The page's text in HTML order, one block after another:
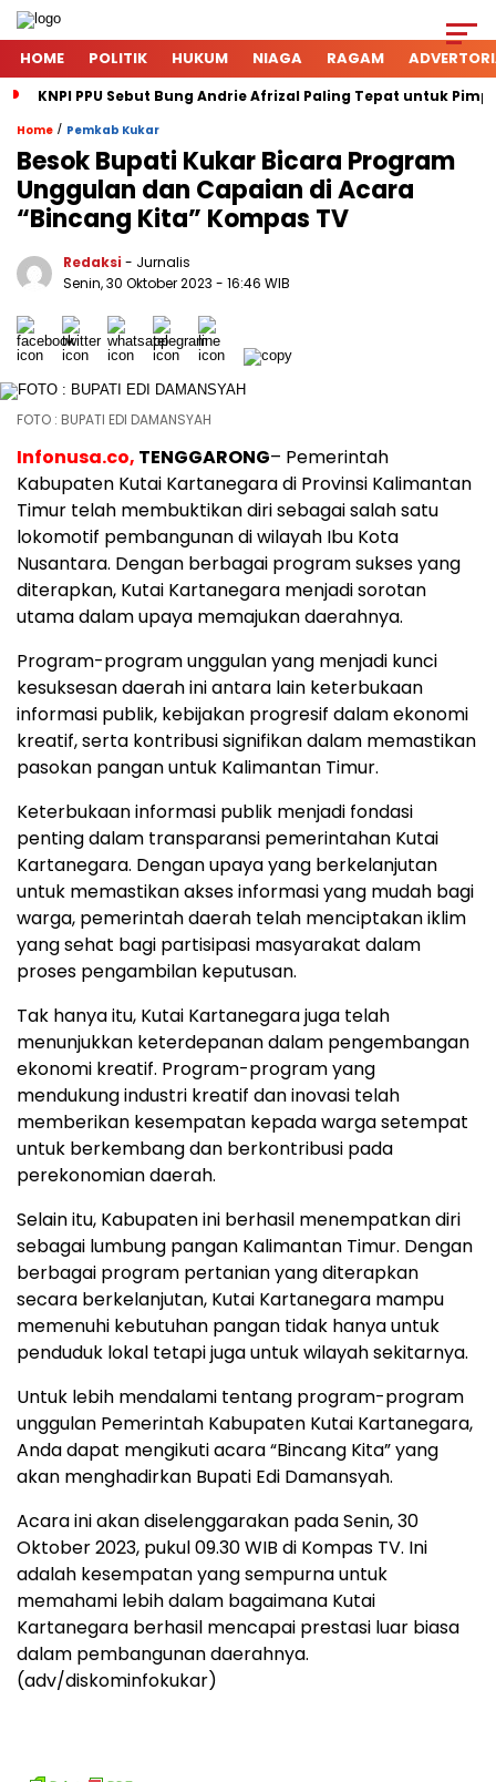
HOME POLITIK HUKUM NIAGA RAGAM
KNPI PPU Sebut Bung Andrie Afrizal Paling Tepat untuk
Home / Pemkab Kukar
Besok Bupati Kukar Bicara Program
Unggulan dan Capaian di Acara
“Bincang Kita” Kompas TV
Redaksi - Jurnalis
Senin, 30 Oktober 2023 - 16:46 WIB
FOTO : BUPATI EDI DAMANSYAH
Infonusa.co, TENGGARONG– Pemerintah
Kabupaten Kutai Kartanegara di Provinsi Kalimantan
Timur telah membuktikan diri sebagai salah satu
lokomotif pembangunan di wilayah Ibu Kota
Nusantara. Dengan berbagai program sukses yang
diterapkan, Kutai Kartanegara menjadi sorotan
utama dalam upaya memajukan daerahnya.
Program-program unggulan yang menjadi kunci
kesuksesan daerah ini antara lain keterbukaan
informasi publik, kebijakan progresif dalam ekonomi
kreatif, serta kontribusi signifikan dalam memastikan
pasokan pangan untuk Kalimantan Timur.
Keterbukaan informasi publik menjadi fondasi
penting dalam transparansi pemerintahan Kutai
Kartanegara. Dengan upaya yang berkelanjutan
untuk memastikan akses informasi yang mudah bagi
warga, pemerintah daerah telah menciptakan iklim
yang sehat bagi partisipasi masyarakat dalam
proses pengambilan keputusan.
Tak hanya itu, Kutai Kartanegara juga telah
menunjukkan keterdepanan dalam pengembangan
ekonomi kreatif. Program-program yang
mendukung industri kreatif dan inovasi telah
memberikan kesempatan kepada warga setempat
untuk berkembang dan berkontribusi pada
perekonomian daerah.
Selain itu, Kabupaten ini berhasil menempatkan diri
sebagai lumbung pangan Kalimantan Timur. Dengan
berbagai program pertanian yang diterapkan
secara berkelanjutan, Kutai Kartanegara mampu
memenuhi kebutuhan pangan tidak hanya untuk
penduduk lokal tetapi juga untuk wilayah sekitarnya.
Untuk lebih mendalami tentang program-program
unggulan Pemerintah Kabupaten Kutai Kartanegara,
Anda dapat mengikuti acara “Bincang Kita” yang
akan menghadirkan Bupati Edi Damansyah.
Acara ini akan diselenggarakan pada Senin, 30
Oktober 2023, pukul 09.30 WIB di Kompas TV. Ini
adalah kesempatan yang sempurna untuk
memahami lebih dalam bagaimana Kutai
Kartanegara berhasil mencapai prestasi luar biasa
dalam pembangunan daerahnya.
(adv/diskominfokukar)